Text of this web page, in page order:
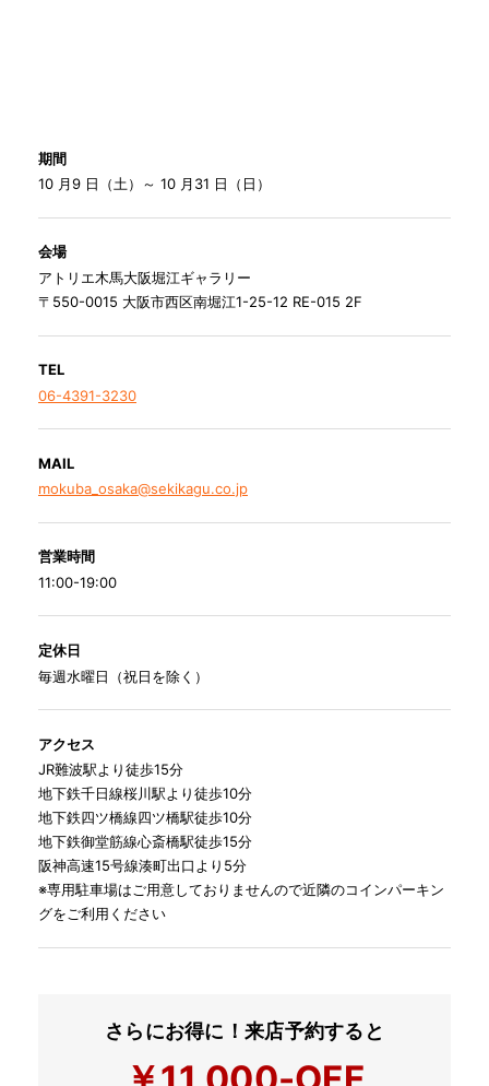
期間
10 月9 日（土）～ 10 月31 日（日）
会場
アトリエ木馬大阪堀江ギャラリー
〒550-0015 大阪市西区南堀江1-25-12 RE-015 2F
TEL
06-4391-3230
MAIL
mokuba_osaka@sekikagu.co.jp
営業時間
11:00-19:00
定休日
毎週水曜日（祝日を除く）
アクセス
JR難波駅より徒歩15分
地下鉄千日線桜川駅より徒歩10分
地下鉄四ツ橋線四ツ橋駅徒歩10分
地下鉄御堂筋線心斎橋駅徒歩15分
阪神高速15号線湊町出口より5分
※専用駐車場はご用意しておりませんので近隣のコインパーキン
グをご利用ください
さらにお得に！来店予約すると